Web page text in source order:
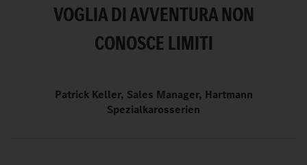
VOGLIA DI AVVENTURA NON
CONOSCE LIMITI
Patrick Keller, Sales Manager, Hartmann
Spezialkarosserien